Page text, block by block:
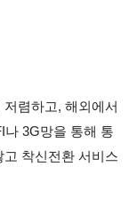
렴하고, 해외에서
나 3G망을 통해 통
착신전환 서비스